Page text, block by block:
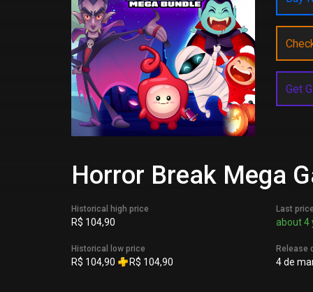
Get
Horror Break Mega
Historical high price
R$ 104,90
Historical low price
R$ 104,90 R$ 104,90
Last
about 4
Release
4 de